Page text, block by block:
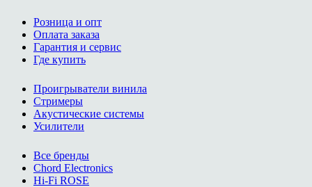
Розница и опт
Оплата заказа
Гарантия и сервис
Где купить
Проигрыватели винила
Стримеры
Акустические системы
Усилители
Все бренды
Chord Electronics
Hi-Fi ROSE